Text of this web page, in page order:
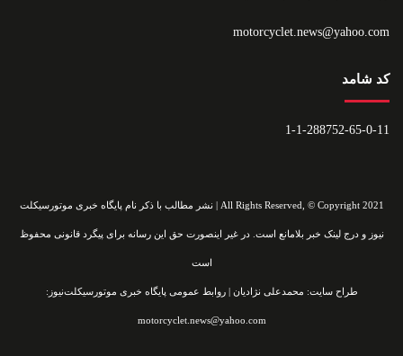
motorcyclet.news@yahoo.com
کد شامد
1-1-288752-65-0-11
All Rights Reserved, © Copyright 2021 | نشر مطالب با ذکر نام پایگاه خبری موتورسیکلت
نیوز و درج لینک خبر بلامانع است. در غیر اینصورت حق این رسانه برای پیگرد قانونی محفوظ
است
طراح سایت: محمدعلی نژادیان | روابط عمومی پایگاه خبری موتورسیکلت‌نیوز:
motorcyclet.news@yahoo.com